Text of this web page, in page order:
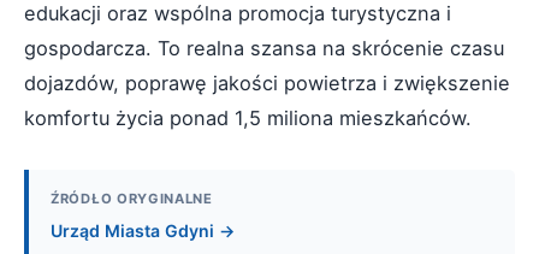
edukacji oraz wspólna promocja turystyczna i
gospodarcza. To realna szansa na skrócenie czasu
dojazdów, poprawę jakości powietrza i zwiększenie
komfortu życia ponad 1,5 miliona mieszkańców.
ŹRÓDŁO ORYGINALNE
Urząd Miasta Gdyni →